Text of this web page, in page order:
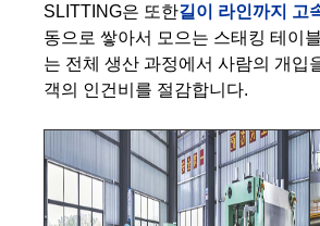
SLITTING은 또한길이 라인까지 고
동으로 쌓아서 모으는 스태킹 테이
는 전체 생산 과정에서 사람의 개입
객의 인건비를 절감합니다.